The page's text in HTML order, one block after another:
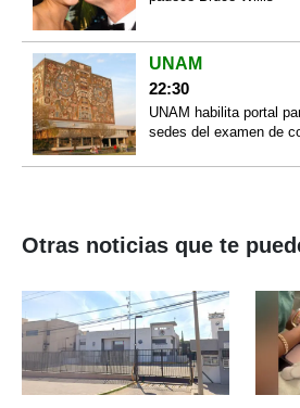
UNAM
22:30
UNAM habilita portal
sedes del examen de
Otras noticias que te